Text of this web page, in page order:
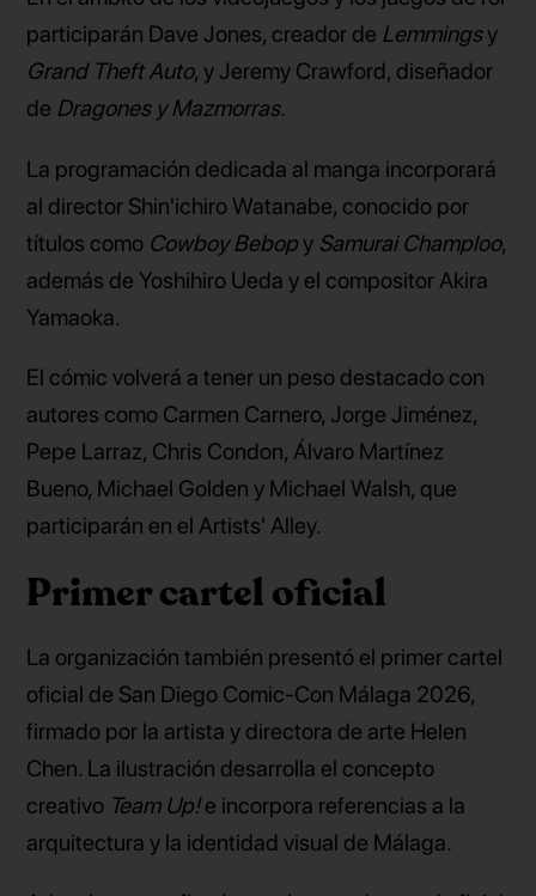
participarán Dave Jones, creador de Lemmingsy
Grand Theft Auto, y Jeremy Crawford, diseñador
de Dragones y Mazmorras.
La programación dedicada al manga incorporará
al director Shin'ichiro Watanabe, conocido por
títulos como Cowboy Bebopy Samurai Champloo,
además de Yoshihiro Ueda y el compositor Akira
Yamaoka.
El cómic volverá a tener un peso destacado con
autores como Carmen Carnero, Jorge Jiménez,
Pepe Larraz, Chris Condon, Álvaro Martínez
Bueno, Michael Golden y Michael Walsh, que
participarán en el Artists' Alley.
Primer cartel oficial
La organización también presentó el primer cartel
oficial de San Diego Comic-Con Málaga 2026,
firmado por la artista y directora de arte Helen
Chen. La ilustración desarrolla el concepto
creativo Team Up!e incorpora referencias a la
arquitectura y la identidad visual de Málaga.